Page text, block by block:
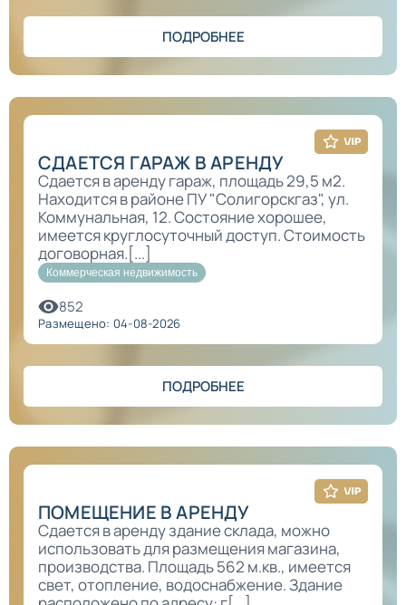
ПОДРОБНЕЕ
СДАЕТСЯ ГАРАЖ В АРЕНДУ
Сдается в аренду гараж, площадь 29,5 м2.
Находится в районе ПУ "Солигорскгаз", ул.
Коммунальная, 12. Состояние хорошее,
имеется круглосуточный доступ. Стоимость
договорная.[...]
Коммерческая недвижимость
852
Размещено: 04-08-2026
ПОДРОБНЕЕ
ПОМЕЩЕНИЕ В АРЕНДУ
Сдается в аренду здание склада, можно
использовать для размещения магазина,
производства. Площадь 562 м.кв., имеется
свет, отопление, водоснабжение. Здание